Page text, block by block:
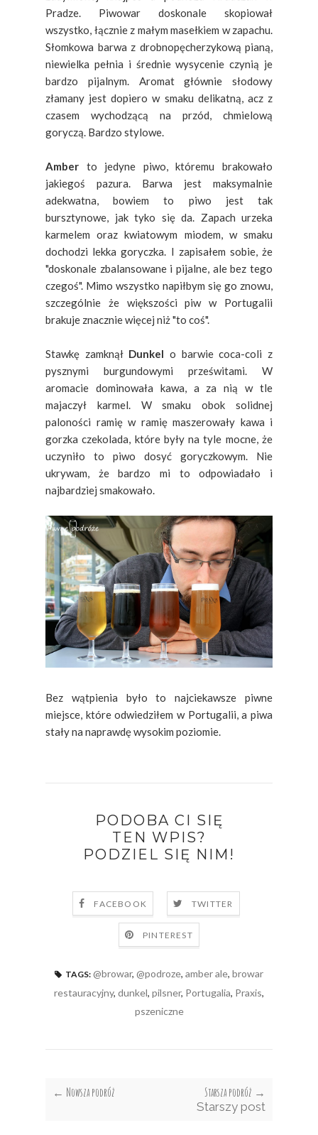
Pradze. Piwowar doskonale skopiował
wszystko, łącznie z małym masełkiem w zapachu.
Słomkowa barwa z drobnopęcherzykową pianą,
niewielka pełnia i średnie wysycenie czynią je
bardzo pijalnym. Aromat głównie słodowy
złamany jest dopiero w smaku delikatną, acz z
czasem wychodzącą na przód, chmielową
goryczą. Bardzo stylowe.
Amber to jedyne piwo, któremu brakowało
jakiegoś pazura. Barwa jest maksymalnie
adekwatna, bowiem to piwo jest tak
bursztynowe, jak tyko się da. Zapach urzeka
karmelem oraz kwiatowym miodem, w smaku
dochodzi lekka goryczka. I zapisałem sobie, że
"doskonale zbalansowane i pijalne, ale bez tego
czegoś". Mimo wszystko napiłbym się go znowu,
szczególnie że większości piw w Portugalii
brakuje znacznie więcej niż "to coś".
Stawkę zamknął Dunkel o barwie coca-coli z
pysznymi burgundowymi prześwitami. W
aromacie dominowała kawa, a za nią w tle
majaczył karmel. W smaku obok solidnej
paloności ramię w ramię maszerowały kawa i
gorzka czekolada, które były na tyle mocne, że
uczyniło to piwo dosyć goryczkowym. Nie
ukrywam, że bardzo mi to odpowiadało i
najbardziej smakowało.
Bez wątpienia było to najciekawsze piwne
miejsce, które odwiedziłem w Portugalii, a piwa
stały na naprawdę wysokim poziomie.
PODOBA CI SIĘ
TEN WPIS?
PODZIEL SIĘ NIM!
FACEBOOK TWITTER
PINTEREST
TAGS: @browar, @podroze, amber ale, browar
restauracyjny, dunkel, pilsner, Portugalia, Praxis,
pszeniczne
← Nowsza podróż
Starsza podróż →
Starszy post